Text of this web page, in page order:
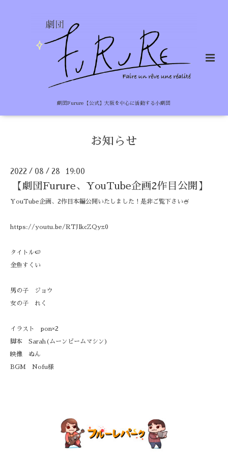
劇団Furure【公式】大阪を中心に活動する小劇団
お知らせ
2022 / 08 / 28 19:00
【劇団Furure、YouTube企画2作目公開】
YouTube企画、2作目本編公開いたしました！是非ご覧下さい🍧
https://youtu.be/RTJlkcZQyz0
タイトル🍉
金魚すくい
男の子 ジョウ
女の子 れく
イラスト pon×2
脚本 Sarah(ムーンビームマシン)
映像 ぬん
BGM Nofu様